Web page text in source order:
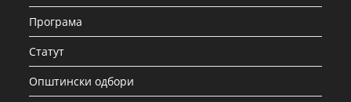
Програма
Статут
Општински одбори